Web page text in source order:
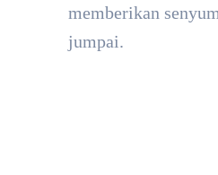
memberikan
jumpai.